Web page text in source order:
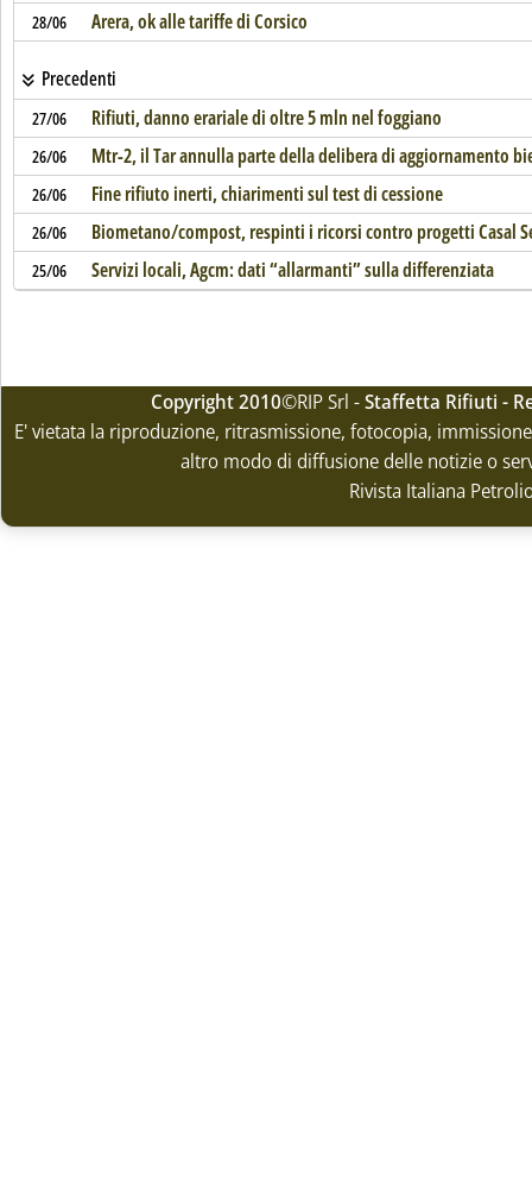
28/06 Arera, ok alle tariffe di Corsico
Precedenti
27/06 Rifiuti, danno erariale di oltre 5 mln nel foggiano
26/06 Mtr-2, il Tar annulla parte della delibera di aggiornamento
26/06 Fine rifiuto inerti, chiarimenti sul test di cessione
26/06 Biometano/compost, respinti i ricorsi contro progetti Casal
25/06 Servizi locali, Agcm: dati “allarmanti” sulla differenziata
Copyright 2010©RIP Srl -Staffetta Rifiuti -
E' vietata la riproduzione, ritrasmissione, fotocopia,
altro modo di diffusione delle notizie o
Rivista Italiana